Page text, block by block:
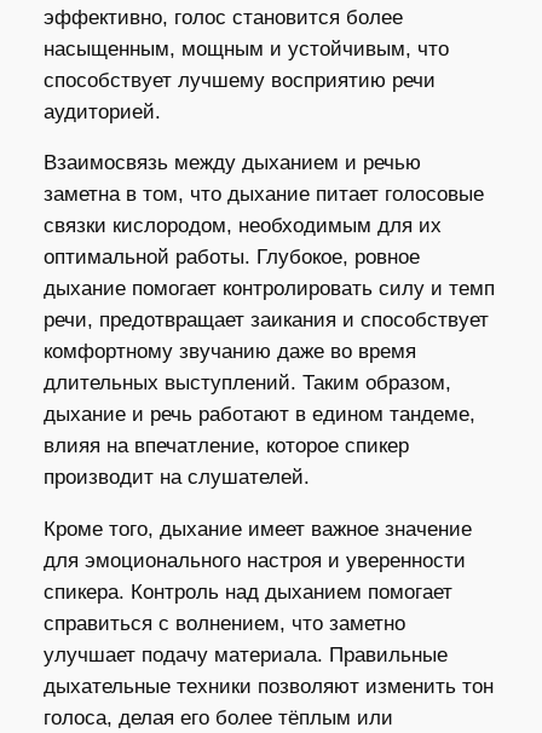
эффективно, голос становится более
насыщенным, мощным и устойчивым, что
способствует лучшему восприятию речи
аудиторией.
Взаимосвязь между дыханием и речью
заметна в том, что дыхание питает голосовые
связки кислородом, необходимым для их
оптимальной работы. Глубокое, ровное
дыхание помогает контролировать силу и темп
речи, предотвращает заикания и способствует
комфортному звучанию даже во время
длительных выступлений. Таким образом,
дыхание и речь работают в едином тандеме,
влияя на впечатление, которое спикер
производит на слушателей.
Кроме того, дыхание имеет важное значение
для эмоционального настроя и уверенности
спикера. Контроль над дыханием помогает
справиться с волнением, что заметно
улучшает подачу материала. Правильные
дыхательные техники позволяют изменить тон
голоса, делая его более тёплым или